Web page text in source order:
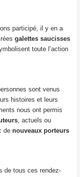
participé, il y en a
galettes saucisses
toute l’action
sont venus
histoires et leurs
nous ont permis
, actuels ou
de nouveaux porteurs
de tous ces rendez-